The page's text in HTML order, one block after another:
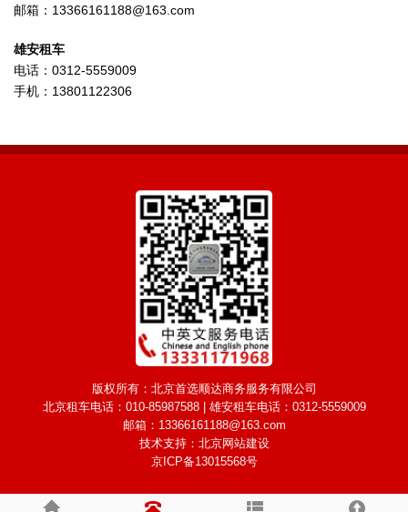
邮箱：13366161188@163.com
雄安租车
电话：0312-5559009
手机：13801122306
版权所有：北京首选顺达商务服务有限公司
北京租车电话： 010-85987588| 雄安租车电话： 0312-5559009
邮箱： 13366161188@163.com
技术支持： 北京网站建设
京ICP备13015568号